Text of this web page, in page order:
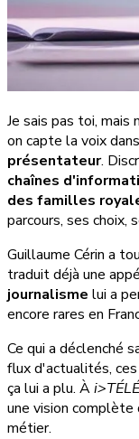
Je sais pas toi,
on capte la voix
présentateur.
chaînes
des familles
parcours, ses choix,
Guillaume Cérin a
traduit déjà une
journalisme lui a
encore rares en
Ce qui a déclenché
flux d'actualités,
ça lui a plu. Ài>TÉLÉ
une vision complète
métier.